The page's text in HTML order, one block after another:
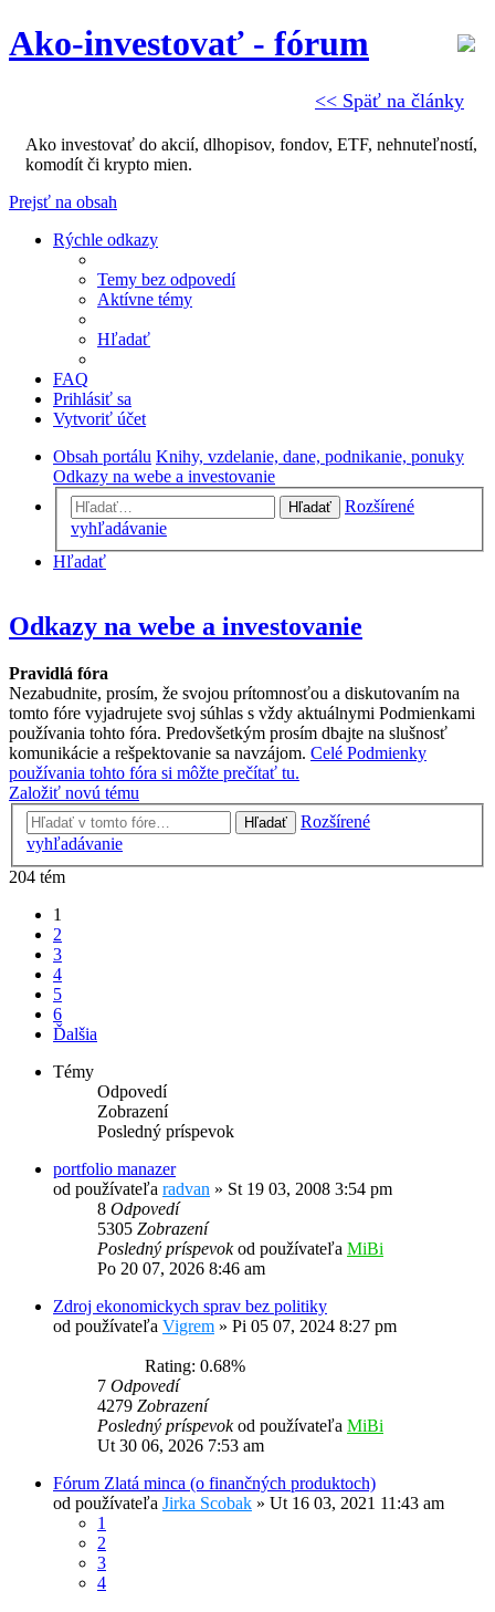
<< Späť na články
Ako-investovať - fórum
Ako investovať do akcií, dlhopisov, fondov, ETF, nehnuteľností,
komodít či krypto mien.
Prejsť na obsah
Rýchle odkazy
Temy bez odpovedí
Aktívne témy
Hľadať
FAQ
Prihlásiť sa
Vytvoriť účet
Obsah portálu Knihy, vzdelanie, dane, podnikanie, ponuky
Odkazy na webe a investovanie
Hľadať
Rozšírené
vyhľadávanie
Hľadať
Odkazy na webe a investovanie
Pravidlá fóra
Nezabudnite, prosím, že svojou prítomnosťou a diskutovaním na
tomto fóre vyjadrujete svoj súhlas s vždy aktuálnymi Podmienkami
používania tohto fóra. Predovšetkým prosím dbajte na slušnosť
komunikácie a rešpektovanie sa navzájom. Celé Podmienky
používania tohto fóra si môžte prečítať tu.
Založiť novú tému
Hľadať
Rozšírené
vyhľadávanie
204 tém
1
2
3
4
5
6
Ďalšia
Témy
Odpovedí
Zobrazení
Posledný príspevok
portfolio manazer
od používateľa radvan » St 19 03, 2008 3:54 pm
8 Odpovedí
5305 Zobrazení
Posledný príspevokod používateľa MiBi
Po 20 07, 2026 8:46 am
Zdroj ekonomickych sprav bez politiky
od používateľa Vigrem » Pi 05 07, 2024 8:27 pm
Rating: 0.68%
7 Odpovedí
4279 Zobrazení
Posledný príspevokod používateľa MiBi
Ut 30 06, 2026 7:53 am
Fórum Zlatá minca (o finančných produktoch)
od používateľa Jirka Scobak » Ut 16 03, 2021 11:43 am
1
2
3
4